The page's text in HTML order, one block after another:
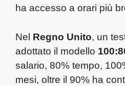
ha accesso a orari più
Nel Regno Unito, un
adottato il modello
salario, 80% tempo,
mesi, oltre il 90% ha